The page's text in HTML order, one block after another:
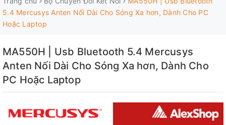
5.4 Mercusys Anten Nối Dài Cho Sóng Xa hơn, Dành Cho PC
Hoặc Laptop
MA550H | Usb Bluetooth 5.4 Mercusys
Anten Nối Dài Cho Sóng Xa hơn, Dành Cho
PC Hoặc Laptop